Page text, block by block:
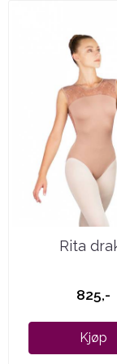
Rita
825,-
Kjøp